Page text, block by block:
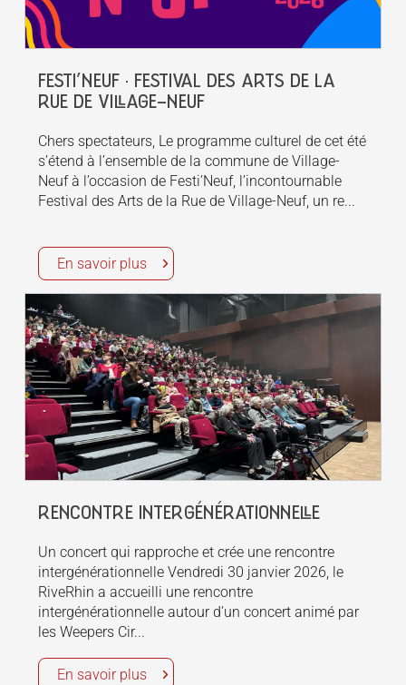
FESTI’NEUF · FESTIVAL DES ARTS DE LA
RUE DE VILLAGE-NEUF
Chers spectateurs, Le programme culturel de cet été
s’étend à l’ensemble de la commune de Village-
Neuf à l’occasion de Festi’Neuf, l’incontournable
Festival des Arts de la Rue de Village-Neuf, un re...
En savoir plus
RENCONTRE INTERGÉNÉRATIONNELLE
Un concert qui rapproche et crée une rencontre
intergénérationnelle Vendredi 30 janvier 2026, le
RiveRhin a accueilli une rencontre
intergénérationnelle autour d’un concert animé par
les Weepers Cir...
En savoir plus